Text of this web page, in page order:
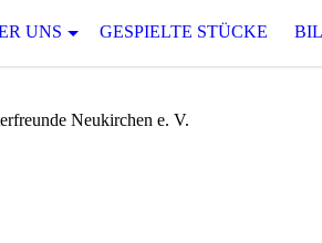
UNS GESPIELTE STÜCKE
Neukirchen e. V.